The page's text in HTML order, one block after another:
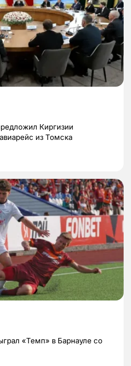
Киргизии
из Томска
«Темп» в Барнауле со